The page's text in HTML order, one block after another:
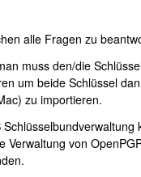
alle Fragen zu
muss den/die
um beide Schlüssel
zu importieren.
Verwaltung von